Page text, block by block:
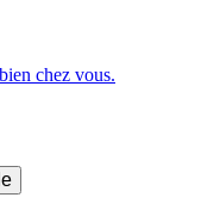
chez vous.